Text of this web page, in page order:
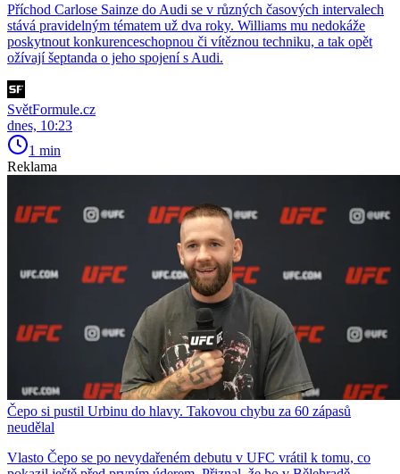
Příchod Carlose Sainze do Audi se v různých časových intervalech
stává pravidelným tématem už dva roky. Williams mu nedokáže
poskytnout konkurenceschopnou či vítěznou techniku, a tak opět
ožívají šeptanda o jeho spojení s Audi.
SvětFormule.cz
dnes, 10:23
1 min
Reklama
Čepo si pustil Urbinu do hlavy. Takovou chybu za 60 zápasů
neudělal
Vlasto Čepo se po nevydařeném debutu v UFC vrátil k tomu, co